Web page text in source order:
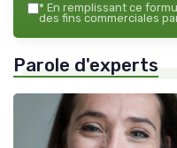
* En remplissant ce
des fins commerciales
Parole d'experts